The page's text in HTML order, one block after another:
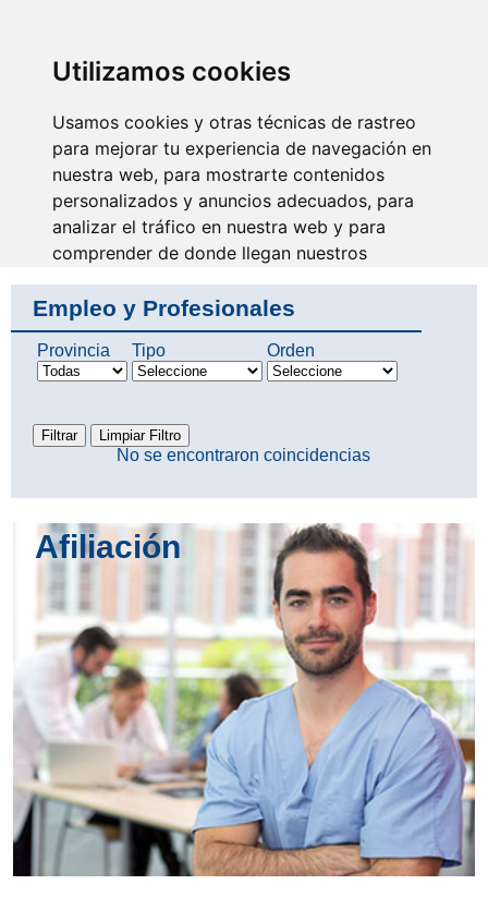
Utilizamos cookies
Usamos cookies y otras técnicas de rastreo
para mejorar tu experiencia de navegación en
nuestra web, para mostrarte contenidos
personalizados y anuncios adecuados, para
analizar el tráfico en nuestra web y para
comprender de donde llegan nuestros
visitantes.
Aceptar
Rechazar
Nuestra ayuda y tu
formación mejoran la
profesión
Empleo y Profesionales
Provincia Tipo Orden
No se encontraron coincidencias
Afiliación